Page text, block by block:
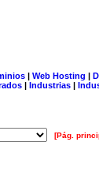
| Web Hosting |
| Industrias |
[Pág.